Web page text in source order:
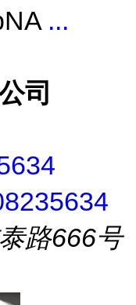
...
司
路666号